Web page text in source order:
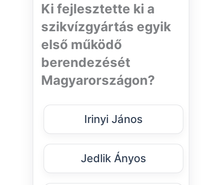
Ki fejlesztette ki a
szikvízgyártás egyik
első működő
berendezését
Magyarországon?
Irinyi János
Jedlik Ányos